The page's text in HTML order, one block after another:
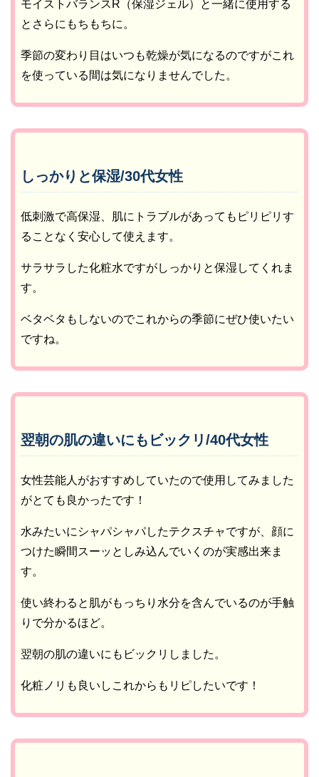
モイストバランスR（保湿ジェル）と一緒に使用する
とさらにもちもちに。
季節の変わり目はいつも乾燥が気になるのですがこれ
を使っている間は気になりませんでした。
しっかりと保湿/30代女性
低刺激で高保湿、肌にトラブルがあってもピリピリす
ることなく安心して使えます。
サラサラした化粧水ですがしっかりと保湿してくれま
す。
ベタベタもしないのでこれからの季節にぜひ使いたい
ですね。
翌朝の肌の違いにもビックリ/40代女性
女性芸能人がおすすめしていたので使用してみました
がとても良かったです！
水みたいにシャパシャパしたテクスチャですが、顔に
つけた瞬間スーッとしみ込んでいくのが実感出来ま
す。
使い終わると肌がもっちり水分を含んでいるのが手触
りで分かるほど。
翌朝の肌の違いにもビックリしました。
化粧ノリも良いしこれからもリピしたいです！